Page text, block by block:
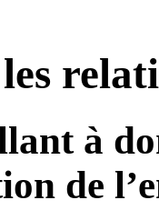
à
de